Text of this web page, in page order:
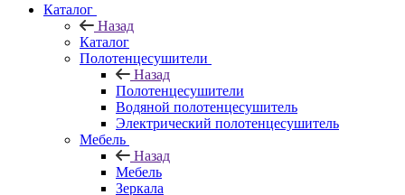
Каталог
Назад
Каталог
Полотенцесушители
Назад
Полотенцесушители
Водяной полотенцесушитель
Электрический полотенцесушитель
Мебель
Назад
Мебель
Зеркала